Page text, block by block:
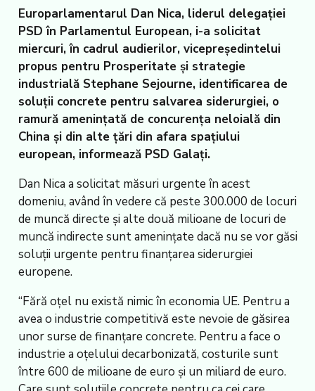
Europarlamentarul Dan Nica, liderul delegaţiei
PSD în Parlamentul European, i-a solicitat
miercuri, în cadrul audierilor, vicepreşedintelui
propus pentru Prosperitate şi strategie
industrială Stephane Sejourne, identificarea de
soluţii concrete pentru salvarea siderurgiei, o
ramură ameninţată de concurenţa neloială din
China şi din alte ţări din afara spaţiului
european, informează PSD Galaţi.
Dan Nica a solicitat măsuri urgente în acest
domeniu, având în vedere că peste 300.000 de locuri
de muncă directe şi alte două milioane de locuri de
muncă indirecte sunt ameninţate dacă nu se vor găsi
soluţii urgente pentru finanţarea siderurgiei
europene.
“Fără oţel nu există nimic în economia UE. Pentru a
avea o industrie competitivă este nevoie de găsirea
unor surse de finanţare concrete. Pentru a face o
industrie a oţelului decarbonizată, costurile sunt
între 600 de milioane de euro şi un miliard de euro.